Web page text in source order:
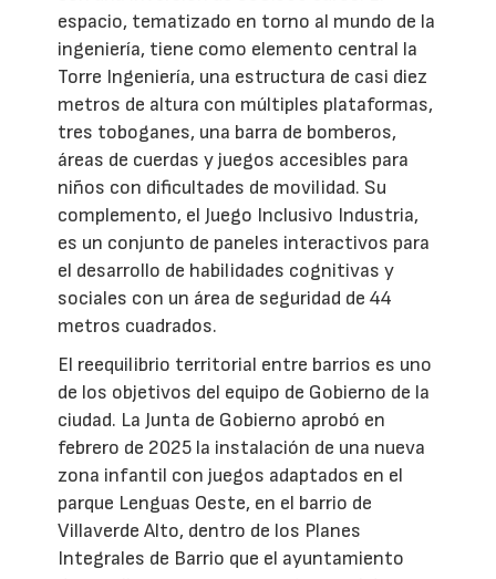
espacio, tematizado en torno al mundo de la
ingeniería, tiene como elemento central la
Torre Ingeniería, una estructura de casi diez
metros de altura con múltiples plataformas,
tres toboganes, una barra de bomberos,
áreas de cuerdas y juegos accesibles para
niños con dificultades de movilidad. Su
complemento, el Juego Inclusivo Industria,
es un conjunto de paneles interactivos para
el desarrollo de habilidades cognitivas y
sociales con un área de seguridad de 44
metros cuadrados.
El reequilibrio territorial entre barrios es uno
de los objetivos del equipo de Gobierno de la
ciudad. La Junta de Gobierno aprobó en
febrero de 2025 la instalación de una nueva
zona infantil con juegos adaptados en el
parque Lenguas Oeste, en el barrio de
Villaverde Alto, dentro de los Planes
Integrales de Barrio que el ayuntamiento